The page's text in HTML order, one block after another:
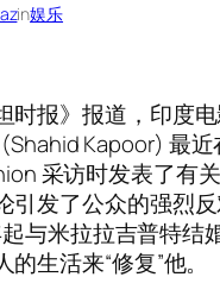
in娱乐
时报》报道，印度
Kapoor) 最
采访时发表了有
引发了公众的强烈
与米拉拉吉普特结
生活来“修复”他。